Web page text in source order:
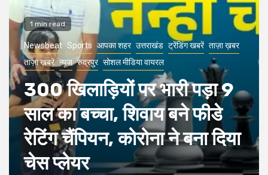
1 min read
Newsbeat Sports आपका शहर उत्तराखंड ट्रेंडिंग खबरें ताज़ा ख़बर
ताज़ा ख़बरें न्यूज़ रुद्रपुर सोशल मीडिया वायरल
300 खिलाड़ियों पर भारी पड़ा 9
साल का बच्चा, शिवाय बने फीडे
रेटिंग चैंपियन, कोरोना ने बना दिया
चेस प्लेयर